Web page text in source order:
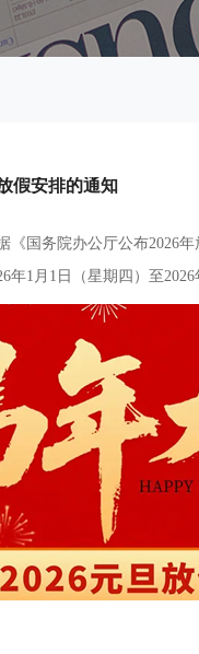
假安排的通知
《国务院办公厅公布2026
年1月1日（星期四）至
日）正常上班。请各位客户
库配送，谢谢！特此通知
12月23日